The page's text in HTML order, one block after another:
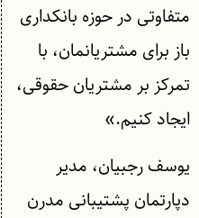
متفاوتی در حوزه بانکداری
باز برای مشتریانمان، با
تمرکز بر مشتریان حقوقی،
ایجاد کنیم.»
یوسف رجبیان، مدیر
دپارتمان پشتیبانی مدرن